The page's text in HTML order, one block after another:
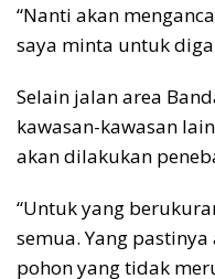
“Nanti akan
saya minta untuk
Selain jalan area
kawasan-kawasan
akan dilakukan
“Untuk yang
semua. Yang
pohon yang tidak